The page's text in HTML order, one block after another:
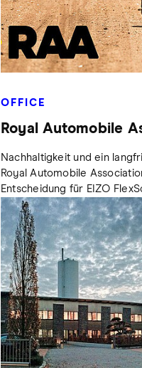
OFFICE
Royal Automobile
Nachhaltigkeit und ein
Royal Automobile
Entscheidung für EIZO